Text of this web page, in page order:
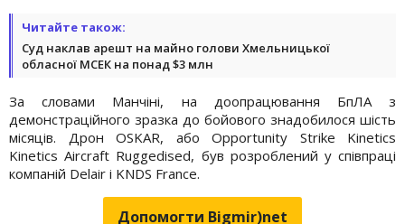
Читайте також:
Суд наклав арешт на майно голови Хмельницької
обласної МСЕК на понад $3 млн
За словами Манчіні, на доопрацювання БпЛА з
демонстраційного зразка до бойового знадобилося шість
місяців. Дрон OSKAR, або Opportunity Strike Kinetics
Kinetics Aircraft Ruggedised, був розроблений у співпраці
компаній Delair і KNDS France.
Допомогти Bigmir)net